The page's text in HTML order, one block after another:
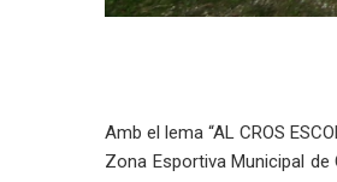
Amb el lema “AL CROS
Zona Esportiva Municipal